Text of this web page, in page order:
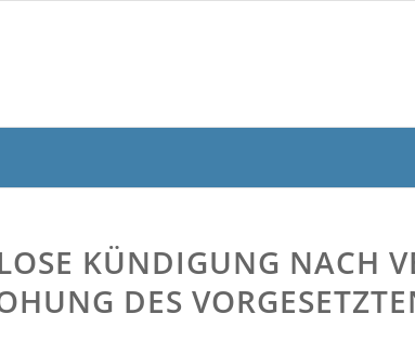
KÜNDIGUNG NACH
DES